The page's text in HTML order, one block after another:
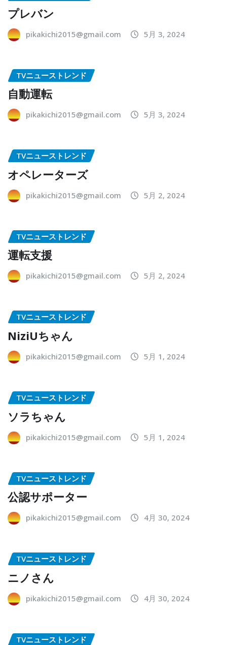
プレバン
pikakichi2015@gmail.com 5月 3, 2024
TVニューストレンド
自動運転
pikakichi2015@gmail.com 5月 3, 2024
TVニューストレンド
オペレーターズ
pikakichi2015@gmail.com 5月 2, 2024
TVニューストレンド
運転支援
pikakichi2015@gmail.com 5月 2, 2024
TVニューストレンド
NiziUちゃん
pikakichi2015@gmail.com 5月 1, 2024
TVニューストレンド
ソラちゃん
pikakichi2015@gmail.com 5月 1, 2024
TVニューストレンド
公認サポーター
pikakichi2015@gmail.com 4月 30, 2024
TVニューストレンド
ニノさん
pikakichi2015@gmail.com 4月 30, 2024
TVニューストレンド